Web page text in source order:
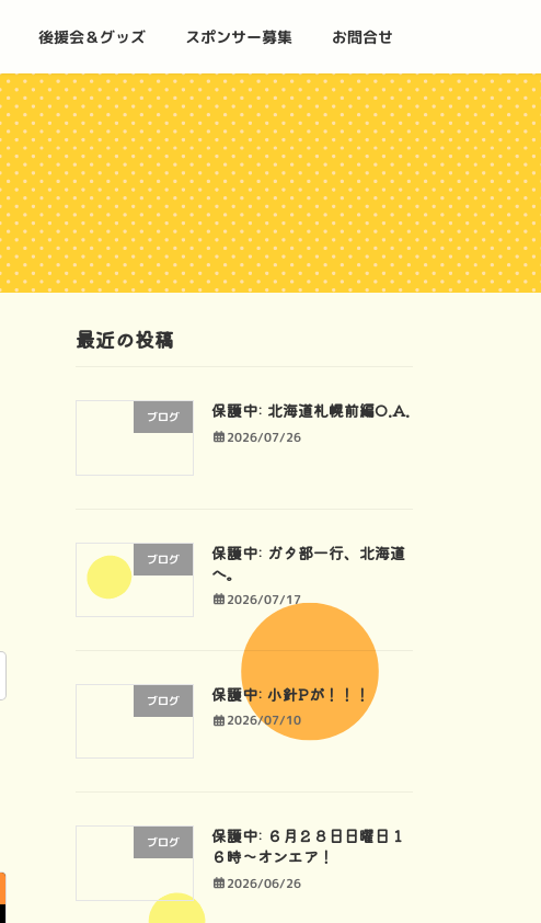
後援会＆グッズ スポンサー募集 お問合せ
最近の投稿
ブログ 保護中: 北海道札幌前編O.A.
2026/07/26
ブログ
保護中: ガタ部一行、北海道
へ。
2026/07/17
ブログ 保護中: 小針Pが！！！
2026/07/10
ブログ
保護中: ６月２８日日曜日１
６時〜オンエア！
2026/06/26